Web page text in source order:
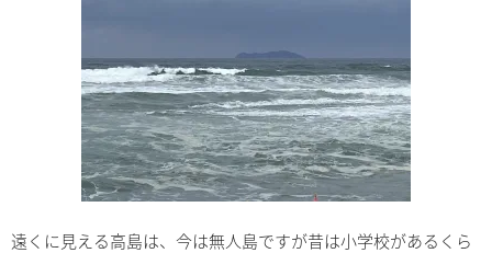
遠くに見える高島は、今は無人島ですが昔は小学校があるくら